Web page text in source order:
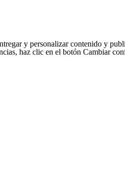
y personalizar contenido y
haz clic en el botón Cambiar